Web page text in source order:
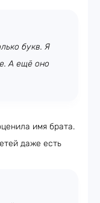
букв. Я
А ещё оно
имя брата.
даже есть